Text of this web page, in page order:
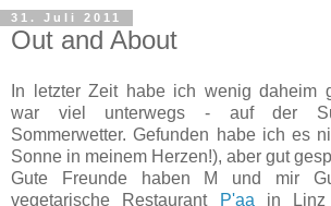
31. Juli 2011
Out and About
In letzter Zeit habe ich wenig daheim
war viel unterwegs - auf der
Sommerwetter. Gefunden habe ich es
Sonne in meinem Herzen!), aber gut
Gute Freunde haben M und mir
vegetarische Restaurant
P'aa in Linz